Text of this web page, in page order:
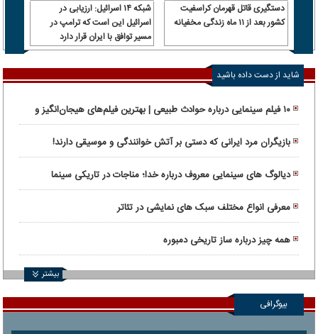
دستگیری قاتل قهرمان کراسفیت
کشور بعد از ۱۱ ماه زندگی مخفیانه
شبکه ۱۴ اسرائیل: ارزیابی در
اسرائیل این است که ترامپ در
مسیر توافق با ایران قرار دارد
شاید از دست داده باشید
۱۰ فیلم سینمایی درباره حوادث طبیعی | بهترین فیلم‌های هیجان‌انگیز و
واقعی
بازیگران مرد ایرانی که دستی بر آتش خوانندگی و موسیقی دارند!
دیالوگ های سینمایی معروف درباره خدا؛ مناجات در تاریکی سینما
معرفی انواع مختلف سبک های نمایشی در تئاتر
همه چیز درباره ساز تاریخی دمبوره
بیشتر
بیوگرافی